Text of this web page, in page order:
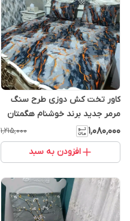
کاور تخت کش دوزی طرح سنگ
مرمر جدید برند خوشنام هگمتان
کد 5657
۱٬۰۸۰٬۰۰۰ ۱٬۲۱۵٬۰۰۰
افزودن به سبد